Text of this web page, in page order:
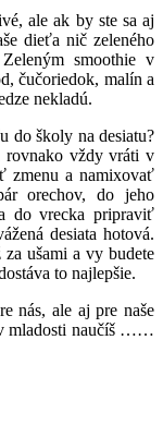
ale ak by ste sa aj
dieťa nič zeleného
smoothie v
čučoriedok, malín a
nekladú.
do školy na desiatu?
rovnako vždy vráti v
zmenu a namixovať
orechov, do jeho
do vrecka pripraviť
desiata hotová.
ušami a vy budete
to najlepšie.
nás, ale aj pre naše
v mladosti naučíš ……